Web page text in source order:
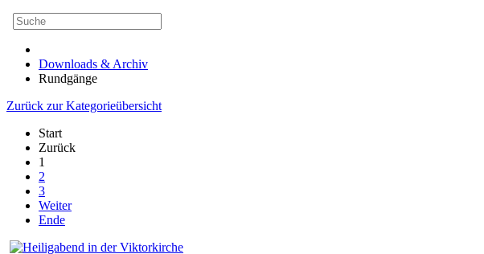
Downloads & Archiv
Rundgänge
Zurück zur Kategorieübersicht
Start
Zurück
1
2
3
Weiter
Ende